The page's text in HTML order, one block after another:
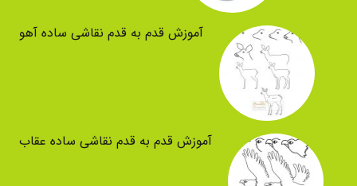
آموزش قدم به قدم نقاشی ساده آهو
آموزش قدم به قدم نقاشی ساده عقاب